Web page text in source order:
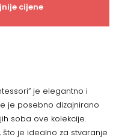
cijene
je elegantno i
je posebno dizajnirano
soba ove kolekcije.
što je idealno za stvaranje